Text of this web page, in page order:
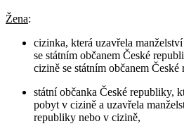
Žena:
cizinka, která uzavřela
se státním občanem České
cizině se státním občanem České
státní občanka České republiky,
pobyt v cizině a uzavřela
republiky nebo v cizině,